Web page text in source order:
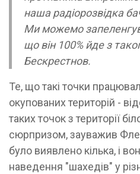
наша радіорозвідка
Ми можемо
що він 100% йде з
Бескрестнов.
Те, що такі точки
окупованих територій -
таких точок з території
сюрпризом, зауважив
було виявлено кілька, і
наведення "шахедів" у